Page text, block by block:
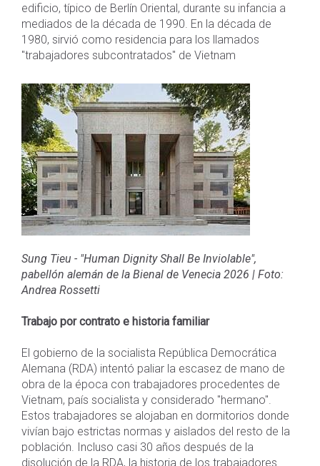
edificio, típico de Berlín Oriental, durante su infancia a
mediados de la década de 1990. En la década de
1980, sirvió como residencia para los llamados
"trabajadores subcontratados" de Vietnam
Sung Tieu - "Human Dignity Shall Be Inviolable",
pabellón alemán de la Bienal de Venecia 2026 | Foto:
Andrea Rossetti
Trabajo por contrato e historia familiar
El gobierno de la socialista República Democrática
Alemana (RDA) intentó paliar la escasez de mano de
obra de la época con trabajadores procedentes de
Vietnam, país socialista y considerado "hermano".
Estos trabajadores se alojaban en dormitorios donde
vivían bajo estrictas normas y aislados del resto de la
población. Incluso casi 30 años después de la
disolución de la RDA, la historia de los trabajadores